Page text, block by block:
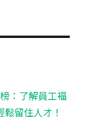
：了解員工褔
留住人才！